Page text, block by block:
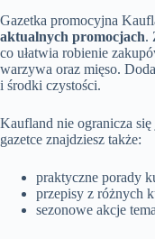
Gazetka promocyjna
aktualnych promocjach.
co ułatwia robienie
warzywa oraz mięso.
i środki czystości.
Kaufland nie ogranicza
gazetce znajdziesz także:
praktyczne porady
przepisy z różnych
sezonowe akcje